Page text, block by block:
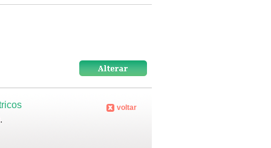
voltar
.